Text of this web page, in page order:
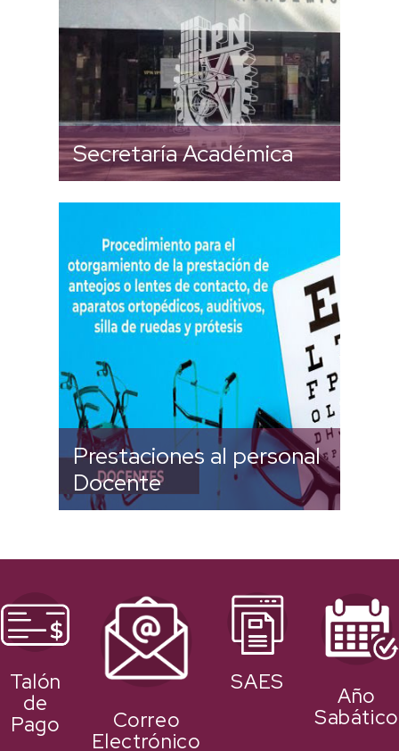
Secretaría Académica
Prestaciones al personal
Docente
En esta página encontrarás los
formatos y procedimientos
para las prestaciones
otorgadas al personal Docente.
Talón
de
Pago
Correo
Electrónico
SAES
Año
Sabático